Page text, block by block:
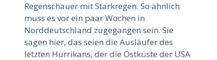
Regenschauer mit Starkregen. So ähnlich
muss es vor ein paar Wochen in
Norddeutschland zugegangen sein. Sie
sagen hier, das seien die Ausläufer des
letzten Hurrikans, der die Ostküste der USA